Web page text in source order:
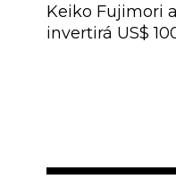
Keiko Fujimori
invertirá US$